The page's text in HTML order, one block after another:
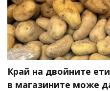
Край на двойните
в магазините може